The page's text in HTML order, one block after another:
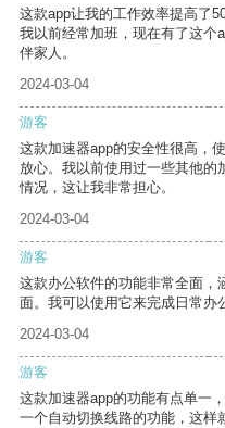
这款app让我的工作效率提高了
我以前经常加班，现在有了这个
伴家人。
2024-03-04
游客
这款加速器app的安全性很高，
放心。我以前使用过一些其他的
情况，这让我非常担心。
2024-03-04
游客
这款办公软件的功能非常全面，
面。我可以使用它来完成日常办
2024-03-04
游客
这款加速器app的功能有点单一
一个自动切换线路的功能，这样